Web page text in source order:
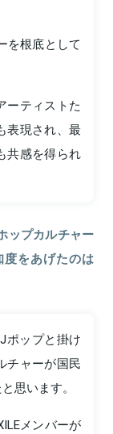
を根底として
ーティストた
表現され、最
共感を得られ
ップカルチャー
をあげたのは
ポップと掛け
チャーが国民
思います。
メンバーが